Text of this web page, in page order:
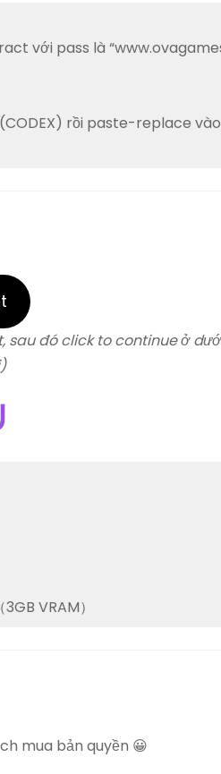
với pass là
rồi paste-replace
đó click to continue ở
VRAM）
mua bản quyền 😀